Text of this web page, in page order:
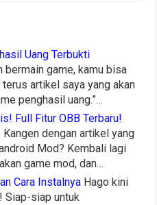
Uang Terbukti
bermain game, kamu bisa
artikel saya yang akan
penghasil uang.”…
Full Fitur OBB Terbaru!
Kangen dengan artikel yang
Mod? Kembali lagi
game mod, dan…
Cara Instalnya Hago kini
Siap-siap untuk